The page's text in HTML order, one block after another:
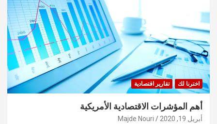
اخترنا لك تقارير اقتصادية
أهم المؤشرات الاقتصادية الأمريكية
أبريل 19, 2020 Majde Nouri